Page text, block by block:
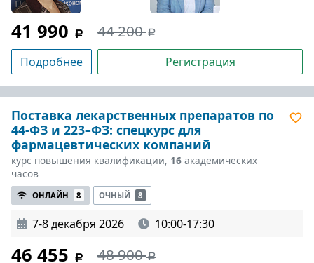
41 990 44 200
Подробнее Регистрация
Поставка лекарственных препаратов по
44-ФЗ и 223–ФЗ: спецкурс для
фармацевтических компаний
курс повышения квалификации, 16 академических
часов
ОНЛАЙН 8 ОЧНЫЙ 8
7-8 декабря 2026 10:00-17:30
46 455 48 900